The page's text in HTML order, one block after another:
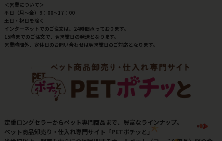
＜営業について＞
平日（月～金）9：00～17：00
土日・祝日を除く
インターネットでのご注文は、24時間承っております。
15時までのご注文で、翌営業日の発送となります。
営業時間外、定休日のお問い合わせは翌営業日のご対応となります。
定番ロングセラーからペット専門商品まで、豊富なラインナップ。
ペット商品卸売り・仕入れ専門サイト「PETポチッと」